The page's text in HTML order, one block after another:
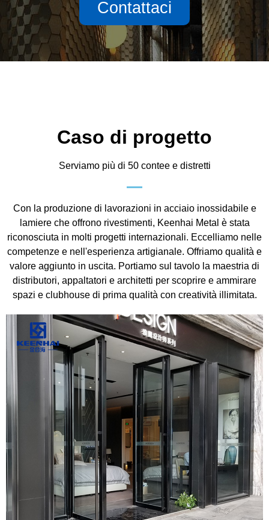
Contattaci
Caso di progetto
Serviamo più di 50 contee e distretti
Con la produzione di lavorazioni in acciaio inossidabile e
lamiere che offrono rivestimenti, Keenhai Metal è stata
riconosciuta in molti progetti internazionali. Eccelliamo nelle
competenze e nell'esperienza artigianale. Offriamo qualità e
valore aggiunto in uscita. Portiamo sul tavolo la maestria di
distributori, appaltatori e architetti per scoprire e ammirare
spazi e clubhouse di prima qualità con creatività illimitata.